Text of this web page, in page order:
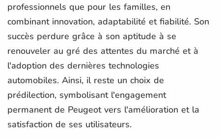
professionnels que pour les familles, en
combinant innovation, adaptabilité et fiabilité. Son
succès perdure grâce à son aptitude à se
renouveler au gré des attentes du marché et à
l'adoption des dernières technologies
automobiles. Ainsi, il reste un choix de
prédilection, symbolisant l'engagement
permanent de Peugeot vers l'amélioration et la
satisfaction de ses utilisateurs.